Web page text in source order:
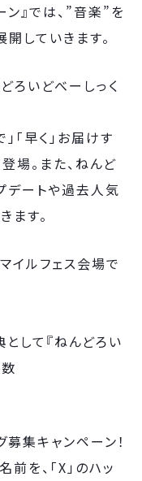
』では、”音楽”を
していきます。
ろいどべーしっく
「早く」お届けす
場。また、ねんど
デートや過去人気
ます。
イルフェス会場で
して『ねんどろい
集キャンペーン！
を、「X」のハッ